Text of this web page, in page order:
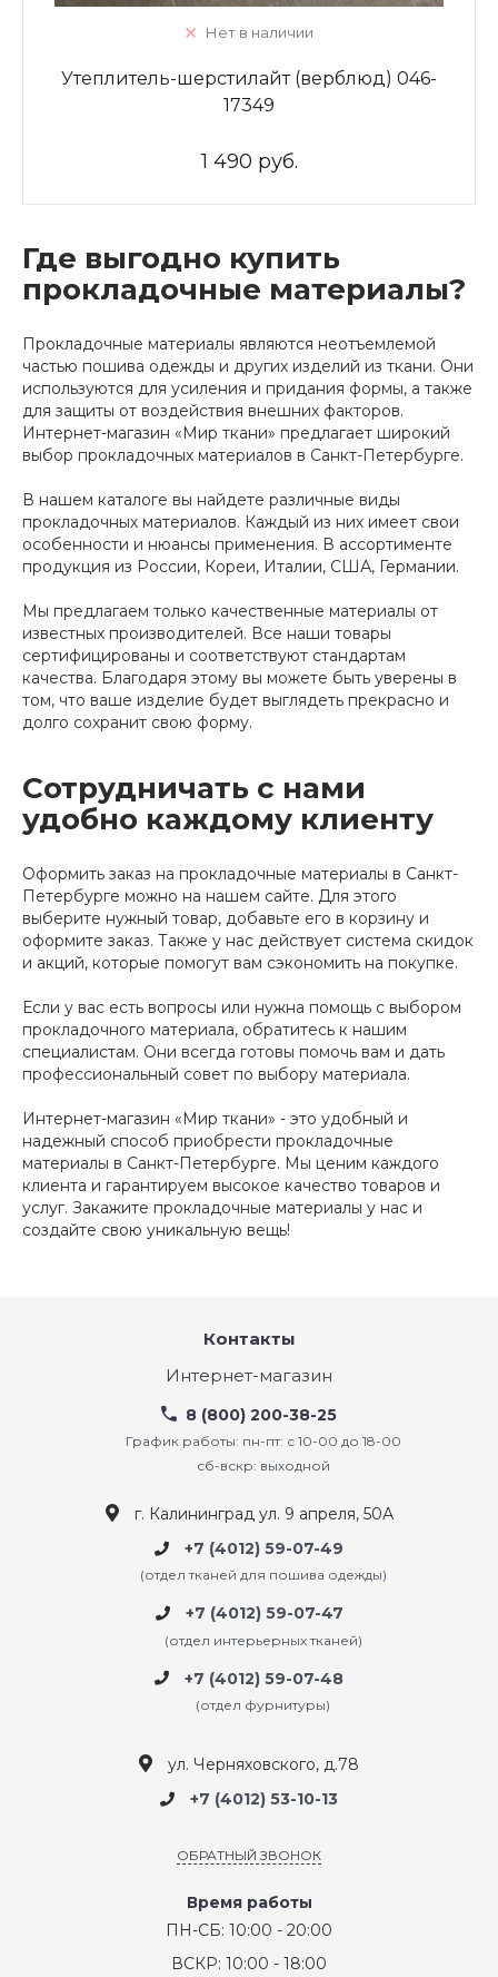
Нет в наличии
Утеплитель-шерстилайт (верблюд) 046-
17349
1 490 руб.
Где выгодно купить
прокладочные материалы?
Прокладочные материалы являются неотъемлемой
частью пошива одежды и других изделий из ткани. Они
используются для усиления и придания формы, а также
для защиты от воздействия внешних факторов.
Интернет-магазин «Мир ткани» предлагает широкий
выбор прокладочных материалов в Санкт-Петербурге.
В нашем каталоге вы найдете различные виды
прокладочных материалов. Каждый из них имеет свои
особенности и нюансы применения. В ассортименте
продукция из России, Кореи, Италии, США, Германии.
Мы предлагаем только качественные материалы от
известных производителей. Все наши товары
сертифицированы и соответствуют стандартам
качества. Благодаря этому вы можете быть уверены в
том, что ваше изделие будет выглядеть прекрасно и
долго сохранит свою форму.
Сотрудничать с нами
удобно каждому клиенту
Оформить заказ на прокладочные материалы в Санкт-
Петербурге можно на нашем сайте. Для этого
выберите нужный товар, добавьте его в корзину и
оформите заказ. Также у нас действует система скидок
и акций, которые помогут вам сэкономить на покупке.
Если у вас есть вопросы или нужна помощь с выбором
прокладочного материала, обратитесь к нашим
специалистам. Они всегда готовы помочь вам и дать
профессиональный совет по выбору материала.
Интернет-магазин «Мир ткани» - это удобный и
надежный способ приобрести прокладочные
материалы в Санкт-Петербурге. Мы ценим каждого
клиента и гарантируем высокое качество товаров и
услуг. Закажите прокладочные материалы у нас и
создайте свою уникальную вещь!
Контакты
Интернет-магазин
8 (800) 200-38-25
График работы: пн-пт: с 10-00 до 18-00
сб-вскр: выходной
г. Калининград ул. 9 апреля, 50А
+7 (4012) 59-07-49
(отдел тканей для пошива одежды)
+7 (4012) 59-07-47
(отдел интерьерных тканей)
+7 (4012) 59-07-48
(отдел фурнитуры)
ул. Черняховского, д.78
+7 (4012) 53-10-13
ОБРАТНЫЙ ЗВОНОК
Время работы
ПН-СБ: 10:00 - 20:00
ВСКР: 10:00 - 18:00